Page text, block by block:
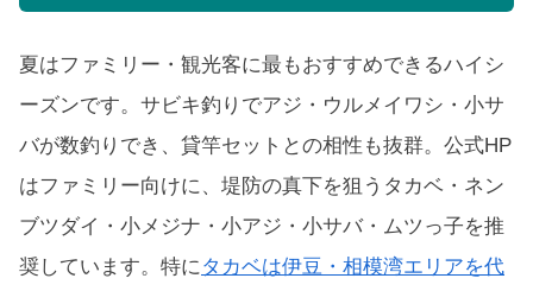
夏はファミリー・観光客に最もおすすめできるハイシ
ーズンです。サビキ釣りでアジ・ウルメイワシ・小サ
バが数釣りでき、貸竿セットとの相性も抜群。公式HP
はファミリー向けに、堤防の真下を狙うタカベ・ネン
ブツダイ・小メジナ・小アジ・小サバ・ムツっ子を推
奨しています。特にタカベは伊豆・相模湾エリアを代